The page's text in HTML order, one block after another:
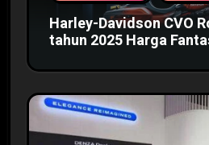
Harley-Davidson CVO
tahun 2025 Harga